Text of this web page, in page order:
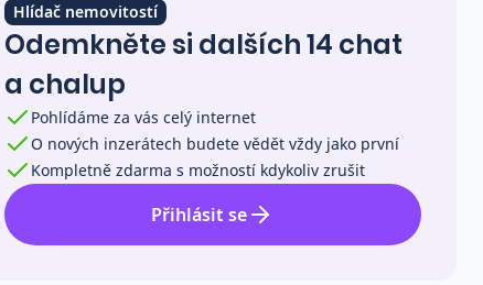
Hlídač nemovitostí
Odemkněte si dalších 14 chat
a chalup
Pohlídáme za vás celý internet
O nových inzerátech budete vědět vždy jako první
Kompletně zdarma s možností kdykoliv zrušit
Přihlásit se